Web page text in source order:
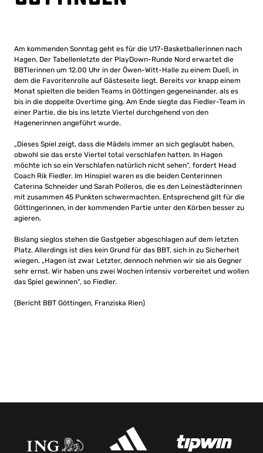
Am kommenden Sonntag geht es für die U17-Basketballerinnen nach
Hagen. Der Tabellenletzte der PlayDown-Runde Nord erwartet die
BBTlerinnen um 12.00 Uhr in der Öwen-Witt-Halle zu einem Duell, in
dem die Favoritenrolle auf Gästeseite liegt. Bereits vor knapp einem
Monat spielten die beiden Teams in Göttingen gegeneinander, als es
bis in die doppelte Overtime ging. Am Ende siegte das Fiedler-Team in
einer Partie, die bis ins letzte Viertel durchgehend von den
Hagenerinnen angeführt wurde.
„Dieses Spiel zeigt, dass die Mädels immer an sich geglaubt haben,
obwohl sie das erste Viertel total verschlafen hatten. In Hagen
möchte ich so ein Verschlafen natürlich nicht sehen“, fordert Head
Coach Rik Fiedler. Im Hinspiel waren es die beiden Centerinnen
Caterina Schneider und Sarah Polleros, die es den Leinestädterinnen
mit zusammen 45 Punkten schwermachten. Entsprechend gilt für die
Göttingerinnen, in der kommenden Partie unter den Körben besser zu
agieren.
Bislang sieglos stehen die Gastgeber abgeschlagen auf dem letzten
Platz. Allerdings ist dies kein Grund für das BBT, sich in zu Sicherheit
wiegen. „Hagen ist zwar Letzter, dennoch nehmen wir sie als Gegner
sehr ernst. Wir haben uns zwei Wochen intensiv vorbereitet und wollen
das Spiel gewinnen“, so Fiedler.
(Bericht BBT Göttingen, Franziska Rien)